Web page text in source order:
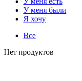
У меня были
Я хочу
Все
Нет продуктов